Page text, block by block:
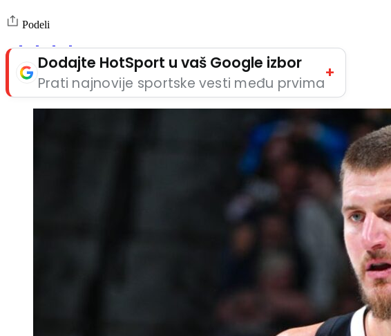
Podeli
Dodajte HotSport u vaš Google izbor
Prati najnovije sportske vesti među prvima
+